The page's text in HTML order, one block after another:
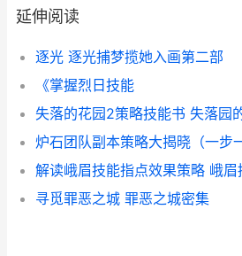
延伸阅读
逐光 逐光捕梦揽她入画第二部
《掌握烈日技能
失落的花园2策略技能书 失落园
解读峨眉技能指点效果策略 峨眉
寻觅罪恶之城 罪恶之城密集